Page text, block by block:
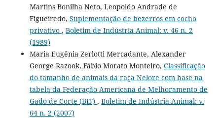
Martins Bonilha Neto, Leopoldo Andrade de
Figueiredo, Suplementação de bezerros em cocho
privativo , Boletim de Indústria Animal: v. 46 n. 2
(1989)
Maria Eugênia Zerlotti Mercadante, Alexander
George Razook, Fábio Morato Monteiro, Classificação
do tamanho de animais da raça Nelore com base na
tabela da Federação Americana de Melhoramento de
Gado de Corte (BIF) , Boletim de Indústria Animal: v.
64 n. 2 (2007)